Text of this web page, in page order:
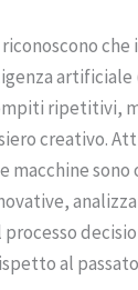
che
artificiale
ripetitivi,
creativo.
sono
al